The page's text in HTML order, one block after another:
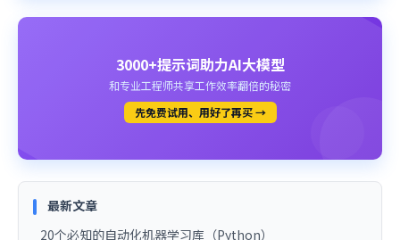
3000+提示词助力AI大模型
和专业工程师共享工作效率翻倍的秘密
先免费试用、用好了再买 →
最新文章
20个必知的自动化机器学习库（Python）